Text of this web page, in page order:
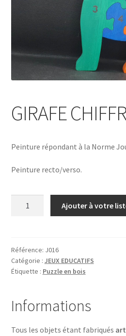
GIRAFE
Peinture répondant à la Norme
Peinture recto/verso.
Ajouter à votre
Référence: J016
Catégorie : JEUX EDUCATIFS
Étiquette : Puzzle en bois
Informations
Tous les objets étant fabriqués